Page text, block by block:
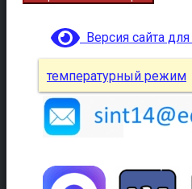
Версия сайта
температурный режим